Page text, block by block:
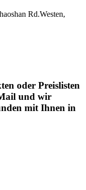
Rd.Westen,
oder Preislisten
und wir
mit Ihnen in